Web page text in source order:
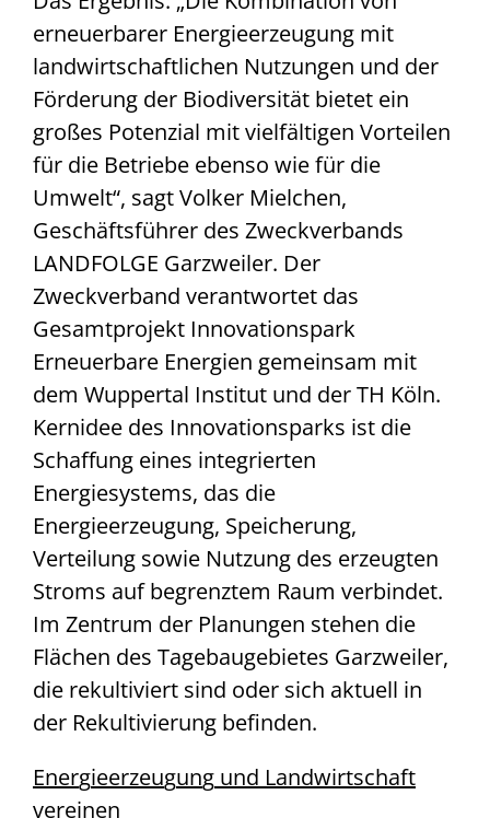
erneuerbarer Energieerzeugung mit
landwirtschaftlichen Nutzungen und der
Förderung der Biodiversität bietet ein
großes Potenzial mit vielfältigen Vorteilen
für die Betriebe ebenso wie für die
Umwelt“, sagt Volker Mielchen,
Geschäftsführer des Zweckverbands
LANDFOLGE Garzweiler. Der
Zweckverband verantwortet das
Gesamtprojekt Innovationspark
Erneuerbare Energien gemeinsam mit
dem Wuppertal Institut und der TH Köln.
Kernidee des Innovationsparks ist die
Schaffung eines integrierten
Energiesystems, das die
Energieerzeugung, Speicherung,
Verteilung sowie Nutzung des erzeugten
Stroms auf begrenztem Raum verbindet.
Im Zentrum der Planungen stehen die
Flächen des Tagebaugebietes Garzweiler,
die rekultiviert sind oder sich aktuell in
der Rekultivierung befinden.
Energieerzeugungund Landwirtschaft
vereinen